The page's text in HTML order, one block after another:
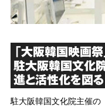
「大阪韓国映画
駐大阪韓国文化
進と活性化を図る
駐大阪韓国文化院主催の